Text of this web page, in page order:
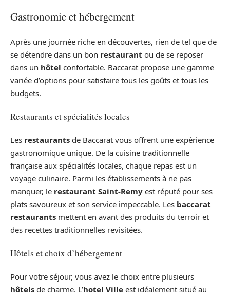
Gastronomie et hébergement
Après une journée riche en découvertes, rien de tel que de
se détendre dans un bon restaurant ou de se reposer
dans un hôtel confortable. Baccarat propose une gamme
variée d’options pour satisfaire tous les goûts et tous les
budgets.
Restaurants et spécialités locales
Les restaurants de Baccarat vous offrent une expérience
gastronomique unique. De la cuisine traditionnelle
française aux spécialités locales, chaque repas est un
voyage culinaire. Parmi les établissements à ne pas
manquer, le restaurant Saint-Remy est réputé pour ses
plats savoureux et son service impeccable. Les baccarat
restaurants mettent en avant des produits du terroir et
des recettes traditionnelles revisitées.
Hôtels et choix d’hébergement
Pour votre séjour, vous avez le choix entre plusieurs
hôtels de charme. L’hotel Ville est idéalement situé au